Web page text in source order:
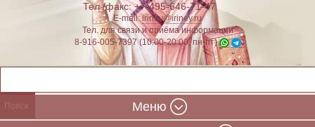
Тел./факс: +7-495-646-71-47
E-mail:iriney@iriney.ru
Тел. для связи и приёма информации
8-916-005-7397 (10:00-20:00, пн-пт)
Меню